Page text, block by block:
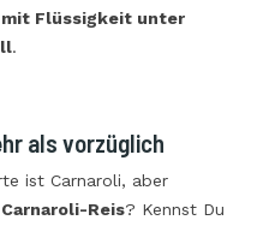
Flüssigkeit unter
.
als vorzüglich
ist Carnaroli, aber
Reis? Kennst Du